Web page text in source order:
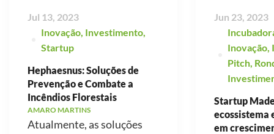
Jul 13, 2023
Inovação, Investimento,
Startup
Hephaesnus: Soluções de
Prevenção e Combate a
Incêndios Florestais
AMARO MARTINS
Atualmente, as soluções
Jun 23, 2023
Inovação,
Pitch,
Startup
ecossistema
em